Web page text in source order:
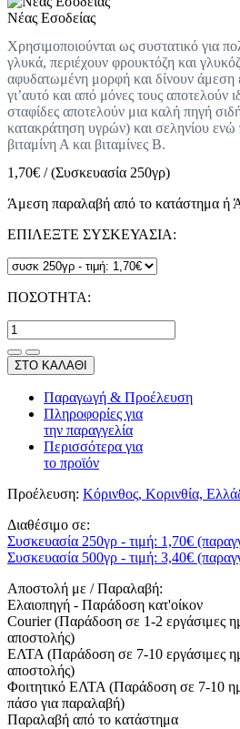
Νέας Εσοδείας
Χρησιμοποιούνται ως συστατικό για
γλυκά, περιέχουν φρουκτόζη και
αφυδατωμένη μορφή και δίνουν άμεση
γι’αυτό και από μόνες τους αποτελούν
σταφίδες αποτελούν μια καλή πηγή
κατακράτηση υγρών) και σεληνίου ενώ
βιταμίνη Α και βιταμίνες Β.
1,70€ /(Συσκευασία 250γρ)
Άμεση παραλαβή από το κατάστημα ή
ΕΠΙΛΕΞΤΕ ΣΥΣΚΕΥΑΣΙΑ:
ΠΟΣΟΤΗΤΑ:
ΣΤΟ ΚΑΛΑΘΙ
Παραγωγή & Προέλευση
Πληροφορίες για
την παραγγελία
Περισσότερα για
το προϊόν
Προέλευση: Κόρινθος, Κορινθία,
Διαθέσιμο σε:
Συσκευασία 250γρ - τιμή: 1,70€
Συσκευασία 500γρ - τιμή: 3,40€
Αποστολή με / Παραλαβή:
Ελαιοπηγή - Παράδοση κατ'οίκον
Courier (Παράδοση σε 1-2 εργάσιμες
αποστολής)
ΕΛΤΑ (Παράδοση σε 7-10 εργάσιμες
αποστολής)
Φοιτητικό ΕΛΤΑ (Παράδοση σε 7-10
πάσο για παραλαβή)
Παραλαβή από το κατάστημα